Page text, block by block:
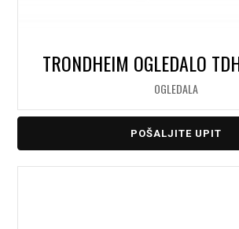
TRONDHEIM OGLEDALO
OGLEDALA
POŠALJITE UPIT